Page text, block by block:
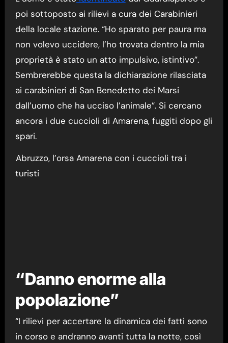
poi sottoposto ai rilievi a cura dei Carabinieri
della locale stazione. “Ho sparato per paura ma
non volevo uccidere, l’ho trovata dentro la mia
proprietà è stato un atto impulsivo, istintivo”.
Sembrerebbe questa la dichiarazione rilasciata
ai carabinieri di San Benedetto dei Marsi
dall’uomo che ha ucciso l’animale”. Si cercano
ancora i due cuccioli di Amarena, fuggiti dopo gli
spari.
Abruzzo, l’orsa Amarena con i cuccioli tra i
turisti
“Danno enorme alla
popolazione”
“I rilievi per accertare la dinamica dei fatti sono
in corso e andranno avanti tutta la notte, così